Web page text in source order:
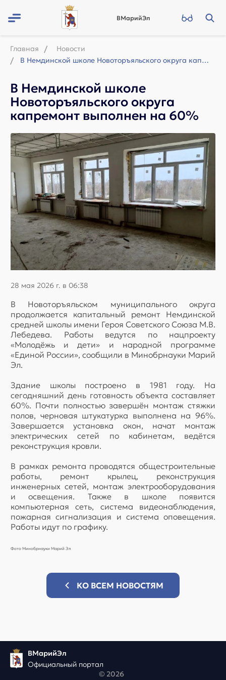
ВМарийЭл
Главная
Новости
В Немдинской школе Новоторъяльского округа капремонт выполнен на 60%
В Немдинской школе
Новоторъяльского округа
капремонт выполнен на 60%
28 мая 2026 г. в 06:38
В Новоторъяльском муниципального округа
продолжается капитальный ремонт Немдинской
средней школы имени Героя Советского Союза М.В.
Лебедева. Работы ведутся по нацпроекту
«Молодёжь и дети» и народной программе
«Единой России», сообщили в Минобрнауки Марий
Эл.
Здание школы построено в 1981 году. На
сегодняшний день готовность объекта составляет
60%. Почти полностью завершён монтаж стяжки
полов, черновая штукатурка выполнена на 96%.
Завершается установка окон, начат монтаж
электрических сетей по кабинетам, ведётся
реконструкция кровли.
В рамках ремонта проводятся общестроительные
работы, ремонт крылец, реконструкция
инженерных сетей, монтаж электрооборудования
и освещения. Также в школе появится
компьютерная сеть, система видеонаблюдения,
пожарная сигнализация и система оповещения.
Работы идут по графику.
Фото Минобрнауки Марий Эл
КО ВСЕМ НОВОСТЯМ
ВМарийЭл
Официальный портал
© 2026